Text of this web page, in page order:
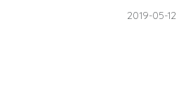
2019-05-12